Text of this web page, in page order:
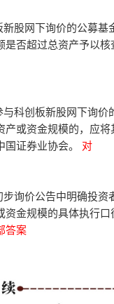
股网下询价的公募基
是否超过总资产予以
科创板新股网下询价
产或资金规模的，应
证券业协会。 对
步询价公告中明确投资
金规模的具体执行口
答案